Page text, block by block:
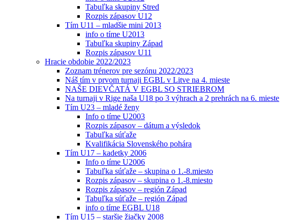
Tabuľka skupiny Stred
Rozpis zápasov U12
Tím U11 – mladšie mini 2013
info o tíme U2013
Tabuľka skupiny Západ
Rozpis zápasov U11
Hracie obdobie 2022/2023
Zoznam trénerov pre sezónu 2022/2023
Náš tím v prvom turnaji EGBL v Litve na 4. mieste
NAŠE DIEVČATÁ V EGBL SO STRIEBROM
Na turnaji v Rige naša U18 po 3 výhrach a 2 prehrách na 6. mieste
Tím U23 – mladé ženy
Info o tíme U2003
Rozpis zápasov – dátum a výsledok
Tabuľka súťaže
Kvalifikácia Slovenského pohára
Tím U17 – kadetky 2006
Info o tíme U2006
Tabuľka súťaže – skupina o 1.-8.miesto
Rozpis zápasov – skupina o 1.-8.miesto
Rozpis zápasov – región Západ
Tabuľka súťaže – región Západ
info o tíme EGBL U18
Tím U15 – staršie žiačky 2008